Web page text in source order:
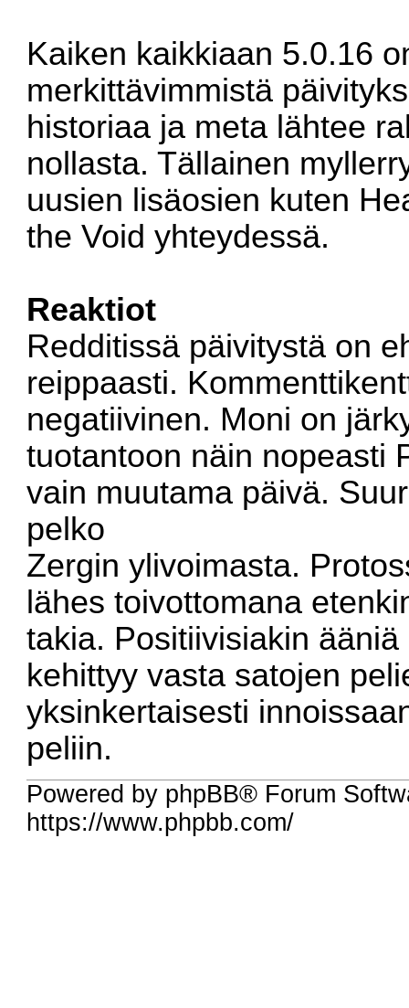
Kaiken kaikkiaan 5.0.16
merkittävimmistä
historiaa ja meta lähtee
nollasta. Tällainen
uusien lisäosien kuten
the Void yhteydessä.
Reaktiot
Redditissä päivitystä on
reippaasti.
negatiivinen. Moni on
tuotantoon näin nopeasti
vain muutama päivä.
pelko
Zergin ylivoimasta.
lähes toivottomana
takia. Positiivisiakin
kehittyy vasta satojen
yksinkertaisesti
peliin.
Powered by phpBB® Forum
https://www.phpbb.com/